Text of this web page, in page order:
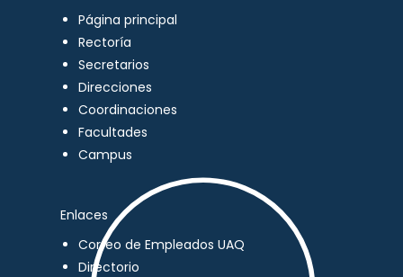
Página principal
Rectoría
Secretarios
Direcciones
Coordinaciones
Facultades
Campus
Enlaces
Correo de Empleados UAQ
Directorio